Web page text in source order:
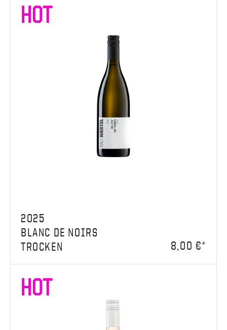
HOT
2025
BLANC DE NOIRS
TROCKEN
8,00 €*
HOT